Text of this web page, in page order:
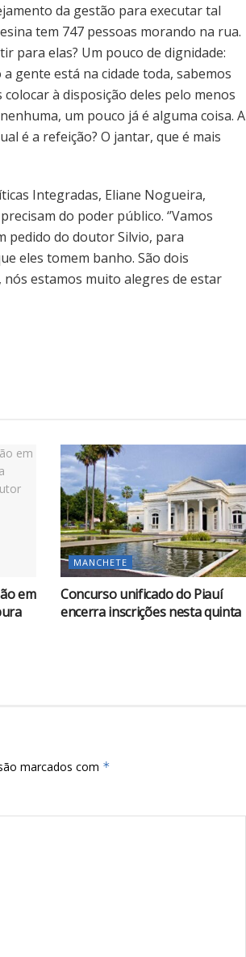
da gestão para executar tal
tem 747 pessoas morando na rua.
para elas? Um pouco de dignidade:
gente está na cidade toda, sabemos
à disposição deles pelo menos
um pouco já é alguma coisa. A
é a refeição? O jantar, que é mais
Integradas, Eliane Nogueira,
do poder público. ‘’Vamos
pedido do doutor Silvio, para
eles tomem banho. São dois
estamos muito alegres de estar
em
MANCHETE
Concurso unificado do Piauí
encerra inscrições nesta quinta
marcados com *